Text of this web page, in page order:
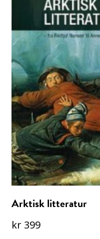
Arktisk litteratur
kr 399